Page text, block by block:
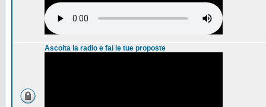
Ascolta la radio e fai le tue proposte